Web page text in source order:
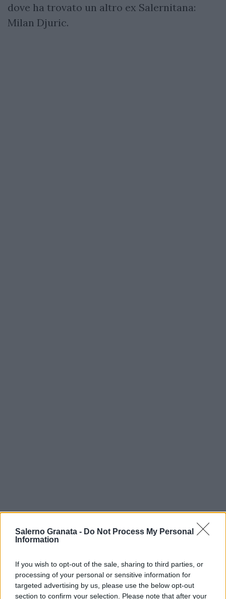
Salerno Granata - Do Not Process My Personal
Information
If you wish to opt-out of the sale, sharing to third parties, or
processing of your personal or sensitive information for
targeted advertising by us, please use the below opt-out
section to confirm your selection. Please note that after your
dove ha trovato un altro ex Salernitana:
Milan Djuric.